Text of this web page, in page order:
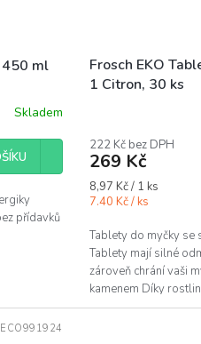
450 ml
Skladem
přídavků
Frosch EKO
1 Citron, 30 ks
222 Kč bez DPH
269 Kč
Měrná
cena:
8,97 Kč / 1 ks
7.40 Kč / ks
Tablety do myčky se
Tablety mají silné
zároveň chrání vaši
kamenem Díky
životní prostředí
ECO991924